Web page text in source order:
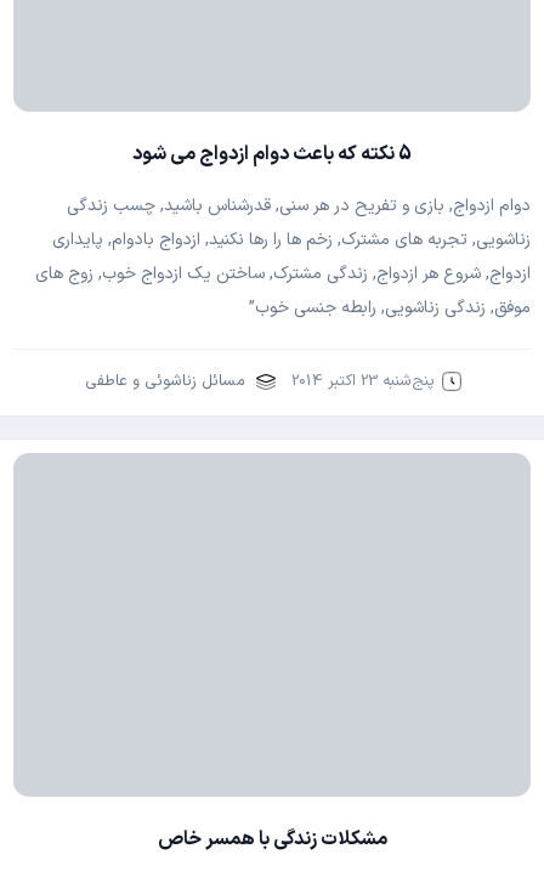
5 نکته که باعث دوام ازدواج می شود
دوام ازدواج, بازی و تفریح در هر سنی, قدرشناس باشید, چسب زندگی
زناشویی, تجربه های مشترک, زخم ها را رها نکنید, ازدواج بادوام, پایداری
ازدواج, شروع هر ازدواج, زندگی مشترک, ساختن یک ازدواج خوب, زوج های
موفق, زندگی زناشویی, رابطه جنسی خوب”
پنج‌شنبه 23 اکتبر 2014 مسائل زناشوئی و عاطفی
مشکلات زندگی با همسر خاص